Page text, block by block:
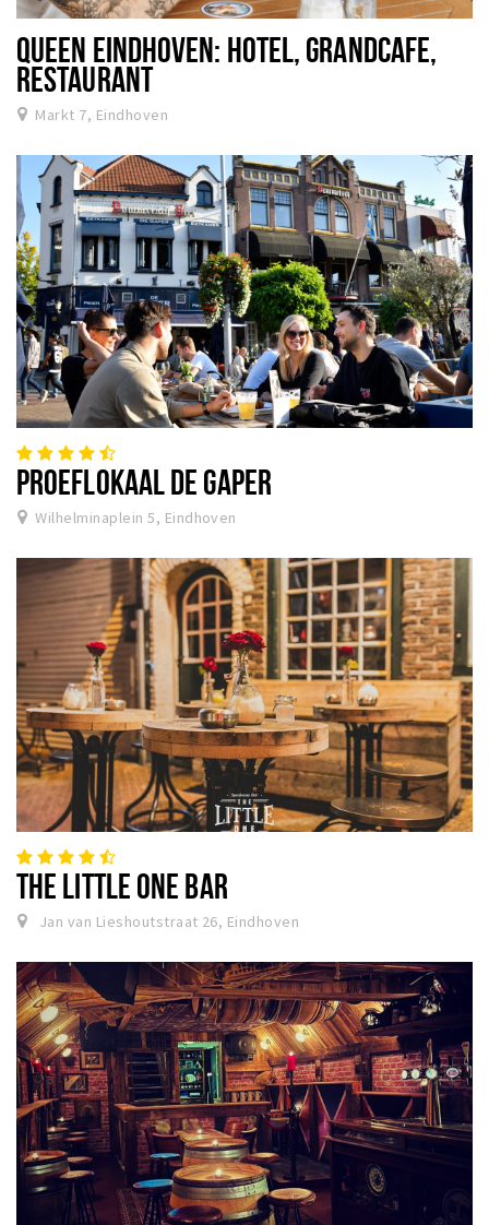
QUEEN EINDHOVEN: HOTEL, GRANDCAFE,
RESTAURANT
Markt 7, Eindhoven
PROEFLOKAAL DE GAPER
Wilhelminaplein 5, Eindhoven
THE LITTLE ONE BAR
Jan van Lieshoutstraat 26, Eindhoven